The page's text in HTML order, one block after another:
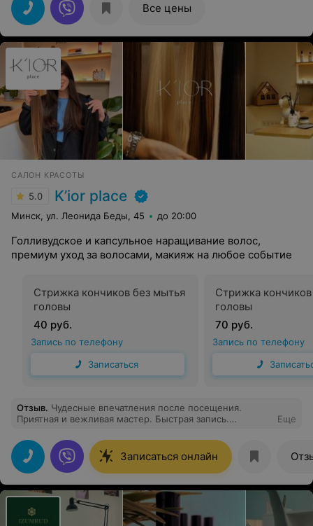
Все цены
САЛОН КРАСОТЫ
5.0 K’ior place
Минск, ул. Леонида Беды, 45 до 20:00
Голливудское и капсульное наращивание волос,
премиум уход за волосами, макияж на любое событие
Стрижка кончиков без мытья
головы
40 руб.
Запись по телефону
Записаться
Стрижка
головы
70 руб.
Запись по телефону
Отзыв. Чудесные впечатления после посещения.
Приятная и вежливая мастер. Быстрая запись.
Еще
Записаться онлайн